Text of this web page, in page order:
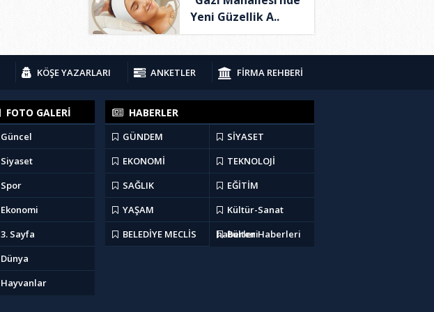
Yeni Güzellik A..
KÖŞE YAZARLARI ANKETLER FİRMA REHBERİ
FOTO GALERİ
Güncel
Siyaset
Spor
Ekonomi
3. Sayfa
Dünya
Hayvanlar
HABERLER
GÜNDEM
SİYASET
EKONOMİ
TEKNOLOJİ
SAĞLIK
EĞİTİM
YAŞAM
Kültür-Sanat
haberleri
BELEDİYE MECLİS Bülten Haberleri